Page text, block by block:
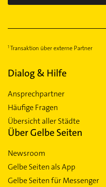
Transaktion über externe Partner
Dialog & Hilfe
Ansprechpartner
Häufige Fragen
Übersicht aller Städte
Über Gelbe Seiten
Newsroom
Gelbe Seiten als App
Gelbe Seiten für Messenger